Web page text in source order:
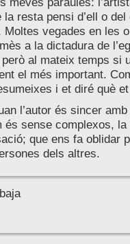
meves paraules:
la resta pensi d’ell o
Moltes vegades en les
a la dictadura de
però al mateix temps si
el més important.
i et diré què
l’autor és sincer
és sense complexos,
que ens fa oblidar
dels altres.